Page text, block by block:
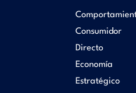
Consumidor
Directo
Economía
Estratégico